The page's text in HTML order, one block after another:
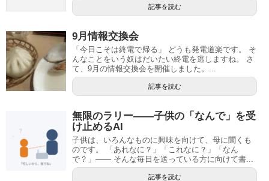
記事を読む
9月情報交換会
「今日こそは終電で帰る」 どうも発電道楽です。 そ
んなことをいう奴はだいたい終電を逃しますね。 さ
て、9月の情報交換会を開催しました。...
記事を読む
無限のラリー——子供の「なんで」を受
け止めるAI
子供は、いろんなものに興味を向けて、母に聞くも
のです。 「あれなに？」「これなに？」「なん
で？」—— そんな毎日を送っている方に向けて書...
記事を読む